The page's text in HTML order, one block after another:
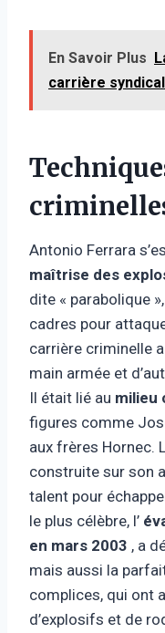
En Savoir Plus
carrière
Antonio Ferrara
maîtrise des
dite « parabolique
cadres pour
carrière criminelle
main armée et
Il était lié au milieu
figures comme
aux frères Hornec.
construite sur son
talent pour
le plus célèbre, l’
en mars 2003 , a
mais aussi la
complices, qui ont
d’explosifs et de